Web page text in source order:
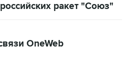
ракет "Союз"
OneWeb